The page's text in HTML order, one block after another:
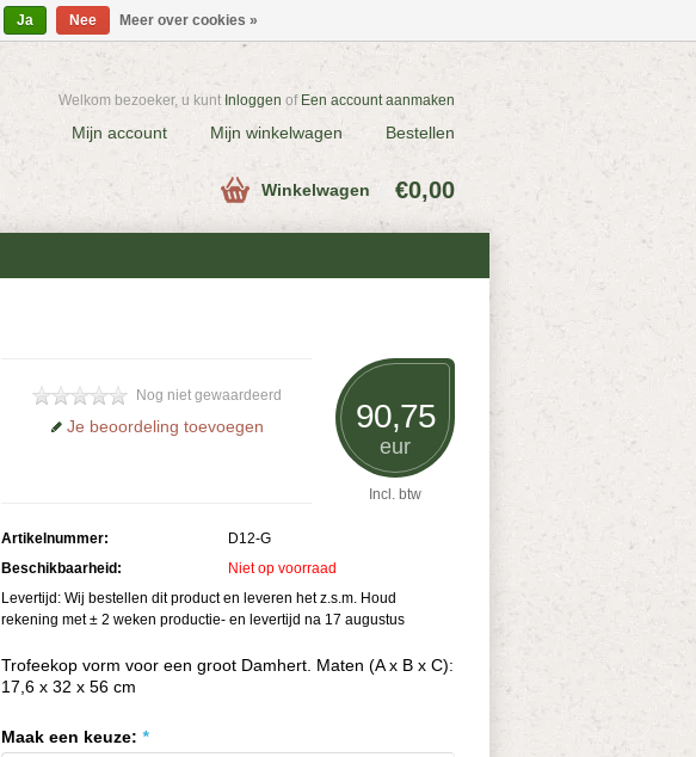
Welkom bezoeker, u kunt Inloggen of Een account aanmaken
Mijn account Mijn winkelwagen Bestellen
Winkelwagen €0,00
90,75
eur
Incl. btw
Nog niet gewaardeerd
Je beoordeling toevoegen
Artikelnummer:
D12-G
Beschikbaarheid:
Niet op voorraad
Levertijd: Wij bestellen dit product en leveren het z.s.m. Houd
rekening met ± 2 weken productie- en levertijd na 17 augustus
Trofeekop vorm voor een groot Damhert. Maten (A x B x C):
17,6 x 32 x 56 cm
Maak een keuze: *
Ja Nee Meer over cookies »